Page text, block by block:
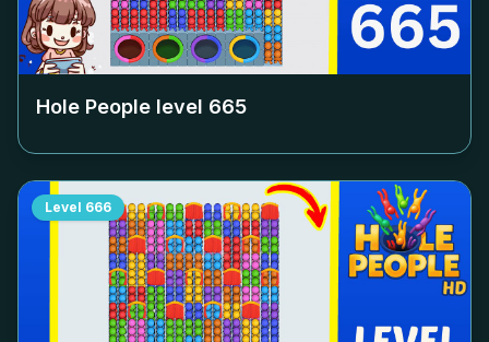
Hole People level 665
Level 666